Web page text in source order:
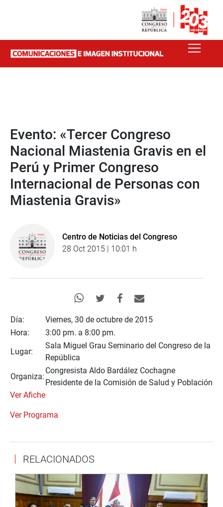
Evento: «Tercer Congreso
Nacional Miastenia Gravis en el
Perú y Primer Congreso
Internacional de Personas con
Miastenia Gravis»
Centro de Noticias del Congreso
28 Oct 2015 | 10:01 h
Día:
Viernes, 30 de octubre de 2015
Hora:
3:00 pm. a 8:00 pm.
Lugar:
Sala Miguel Grau Seminario del Congreso de la
República
Organiza:
Congresista Aldo Bardález Cochagne
Presidente de la Comisión de Salud y Población
Ver Afiche
Ver Programa
RELACIONADOS